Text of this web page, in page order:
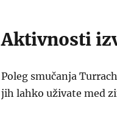
Aktivnosti
Poleg smučanja
jih lahko uživate med